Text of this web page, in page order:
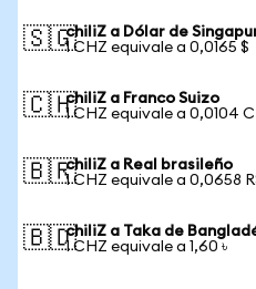
🇸🇬chiliZ a Dólar de
1 CHZ equivale a 0,0165 $
🇨🇭chiliZ a Franco Suizo
1 CHZ equivale a 0,0104
🇧🇷chiliZ a Real brasileño
1 CHZ equivale a 0,0658
🇧🇩chiliZ a Taka de
1 CHZ equivale a 1,60 ৳